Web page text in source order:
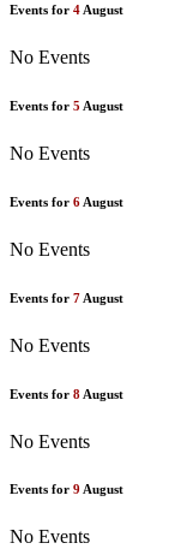
Events for 4 August
No Events
Events for 5 August
No Events
Events for 6 August
No Events
Events for 7 August
No Events
Events for 8 August
No Events
Events for 9 August
No Events